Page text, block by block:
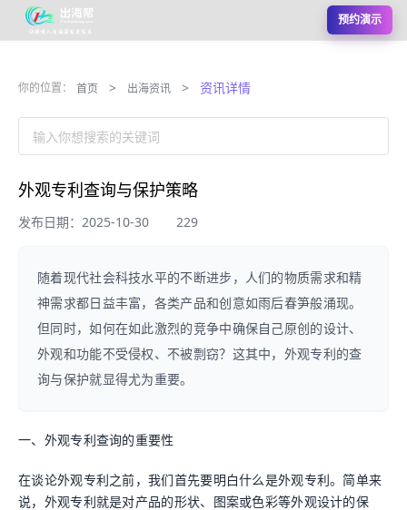
预约演示
你的位置： 首页 > 出海资讯 > 资讯详情
输入你想搜索的关键词
外观专利查询与保护策略
发布日期：2025-10-30 229
随着现代社会科技水平的不断进步，人们的物质需求和精
神需求都日益丰富，各类产品和创意如雨后春笋般涌现。
但同时，如何在如此激烈的竞争中确保自己原创的设计、
外观和功能不受侵权、不被剽窃？这其中，外观专利的查
询与保护就显得尤为重要。
一、外观专利查询的重要性
在谈论外观专利之前，我们首先要明白什么是外观专利。简单来
说，外观专利就是对产品的形状、图案或色彩等外观设计的保